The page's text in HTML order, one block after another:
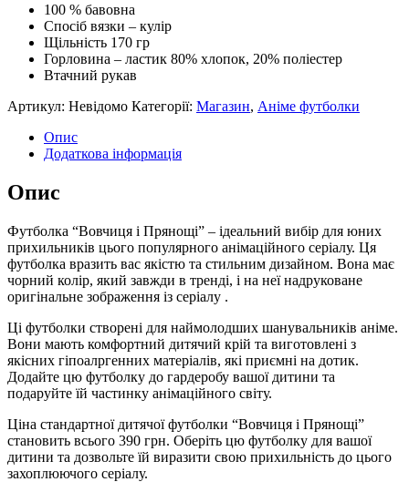
100 % бавовна
Cпосіб вязки – кулір
Щільність 170 гр
Горловина – ластик 80% хлопок, 20% поліестер
Втачний рукав
Артикул: Невідомо Категорії: Магазин, Аніме футболки
Опис
Додаткова інформація
Опис
Футболка “Вовчиця і Прянощі” – ідеальний вибір для юних
прихильників цього популярного анімаційного серіалу. Ця
футболка вразить вас якістю та стильним дизайном. Вона має
чорний колір, який завжди в тренді, і на неї надруковане
оригінальне зображення із серіалу .
Ці футболки створені для наймолодших шанувальників аніме.
Вони мають комфортний дитячий крій та виготовлені з
якісних гіпоалргенних матеріалів, які приємні на дотик.
Додайте цю футболку до гардеробу вашої дитини та
подаруйте їй частинку анімаційного світу.
Ціна стандартної дитячої футболки “Вовчиця і Прянощі”
становить всього 390 грн. Оберіть цю футболку для вашої
дитини та дозвольте їй виразити свою прихильність до цього
захоплюючого серіалу.